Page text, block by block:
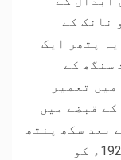
نانک کے
پتھر ایک
سنگھ کے
سرداری ہری سنگھ نے 1823ء میں تعمیر
م کے قبضے میں
بعد سکھ پنتھ
کے زیر انتظام آ گیا۔ 26 نومبر 1920ء کو